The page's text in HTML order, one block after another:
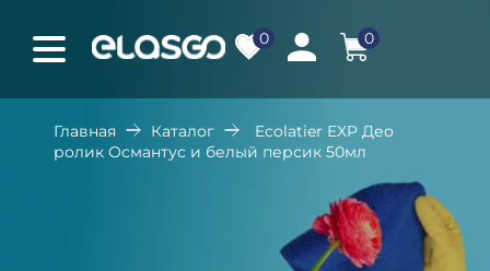
0 0
Главная Каталог
Ecolatier EXP Део
ролик Османтус и белый персик 50мл